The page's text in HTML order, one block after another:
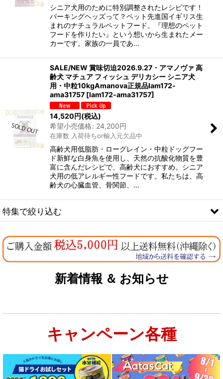
シニア犬用のために特別調整されたレシピです！
バーキングヘッズって？ペット先進国イギリス生
まれのナチュラルペットフード。『理想のペット
フードを作りたい』という想いから生まれたメー
カーです。家族の一員であ…
SALE/NEW 賞味切迫2026.9.27・アマノヴァ 高
齢犬 マチュア フィッシュ デリカシー シニア犬
用・中粒10kgAmanova正規品lam172-
ama31757 [lam172-ama31757]
14,520円(税込)
希望小売価格: 24,200円
在庫数 入荷待ちor輸入元欠品中
高齢犬用低脂肪・ローグレイン・中粒ドッグフー
ド新鮮な白身魚を使用し、天然の抗酸化物質を豊
富に含んだレシピで、高齢犬におすすめ。シニア
犬用の低アレルギー性フードです。私たちは、高
齢犬の心臓血管、骨関節、…
特集で絞り込む
なちゅのオリジナルセット
お試しドライフード少量パック犬用
特集：大型犬＆多頭飼い用：セット＆大袋ドッグフード
特集 グリーントライプ（第４胃）とは
新着情報 ＆ お知らせ
キャンペーン各種